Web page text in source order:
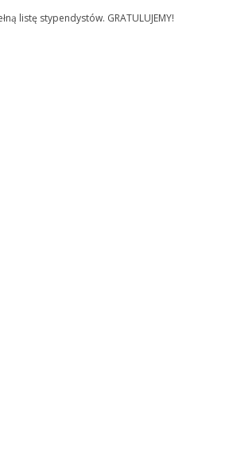
listę stypendystów. GRATULUJEMY!